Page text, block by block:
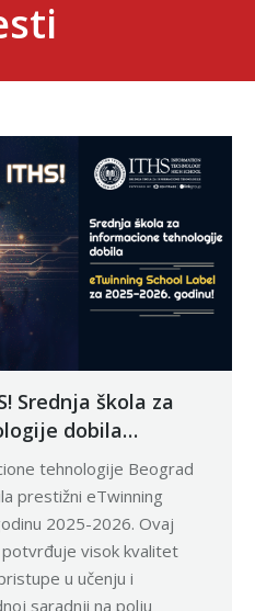
Srednja škola za
dobila
za 2025-2026.
tehnologije Beograd
prestižni eTwinning
2025-2026. Ovaj
visok kvalitet
u učenju i
saradnji na polju